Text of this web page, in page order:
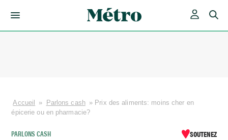
Accueil » Parlons cash » Prix des aliments: moins cher en
épicerie ou en pharmacie?
PARLONS CASH SOUTENEZ